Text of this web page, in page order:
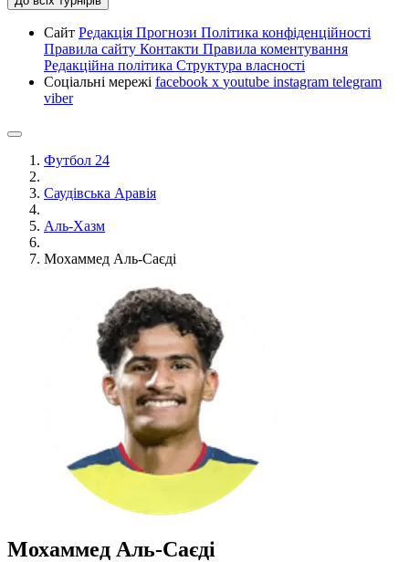
Сайт Редакція Прогнози Політика конфіденційності
Правила сайту Контакти Правила коментування
Редакційна політика Структура власності
Соціальні мережі facebook x youtube instagram telegram
viber
Футбол 24
Саудівська Аравія
Аль-Хазм
Мохаммед Аль-Саєді
Мохаммед Аль-Саєді